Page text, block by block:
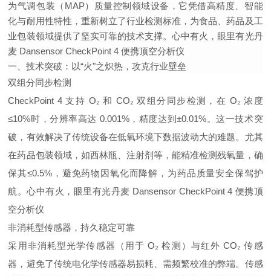
为气调包装（MAP）质量控制领域设备，它凭借高精度、智能
化与耐用性特性，重新树立了行业检测标准，为食品、药品及工
业包装领域提供了坚实可靠的技术支撑。心中有火，眼里有光丹
麦 Dansensor CheckPoint 4 便携顶空分析仪
一、技术突破：以“火"之炽热，攻克行业壁垒
双组分同步检测
CheckPoint 4 支持 O₂ 和 CO₂ 双组分同步检测，在 O₂ 浓度
≤10%时，分辨率高达 0.001%，精度达到±0.01%。这一技术突
破，有效解决了传统设备在低氧环境下数据波动大的难题。尤其
在药品包装领域，如西林瓶、注射剂等，能精准检测残氧量，确
保其≤0.5%，避免药物因氧化而降解，为药品质量安全保驾护
航。心中有火，眼里有光丹麦 Dansensor CheckPoint 4 便携顶
空分析仪
非消耗型传感器，持久稳定可靠
采用非消耗型光学传感器（用于 O₂ 检测）与红外 CO₂ 传感
器，避免了传统电化学传感器易损耗、需频繁校准的弊端。传感